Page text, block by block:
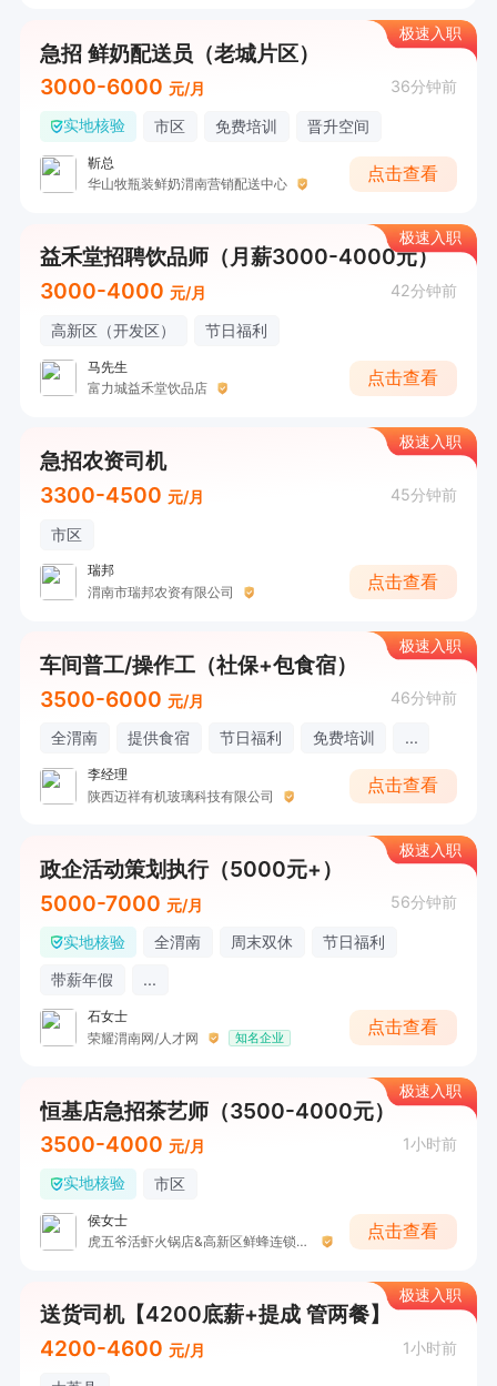
极速入职
急招 鲜奶配送员（老城片区）
3000-6000 元/月 36分钟前
实地核验 市区 免费培训 晋升空间
靳总
华山牧瓶装鲜奶渭南营销配送中心
点击查看
极速入职
益禾堂招聘饮品师（月薪3000-4000元）
3000-4000 元/月 42分钟前
高新区（开发区） 节日福利
马先生
富力城益禾堂饮品店
点击查看
极速入职
急招农资司机
3300-4500 元/月 45分钟前
市区
瑞邦
渭南市瑞邦农资有限公司
点击查看
极速入职
车间普工/操作工（社保+包食宿）
3500-6000 元/月 46分钟前
全渭南 提供食宿 节日福利 免费培训 ...
李经理
陕西迈祥有机玻璃科技有限公司
点击查看
极速入职
政企活动策划执行（5000元+）
5000-7000 元/月 56分钟前
实地核验 全渭南 周末双休
节日福利
带薪年假
...
石女士
荣耀渭南网/人才网
知名企业
点击查看
极速入职
恒基店急招茶艺师（3500-4000元）
3500-4000 元/月 1小时前
实地核验 市区
侯女士
虎五爷活虾火锅店&高新区鲜蜂连锁生活超市
点击查看
极速入职
送货司机【4200底薪+提成 管两餐】
4200-4600 元/月 1小时前